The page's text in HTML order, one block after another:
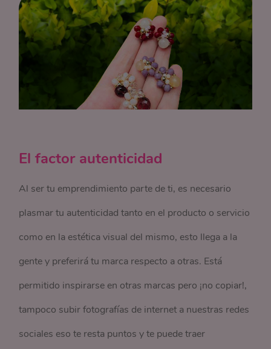
El factor autenticidad
Al ser tu emprendimiento parte de ti, es necesario
plasmar tu autenticidad tanto en el producto o servicio
como en la estética visual del mismo, esto llega a la
gente y preferirá tu marca respecto a otras. Está
permitido inspirarse en otras marcas pero ¡no copiar!,
tampoco subir fotografías de internet a nuestras redes
sociales eso te resta puntos y te puede traer